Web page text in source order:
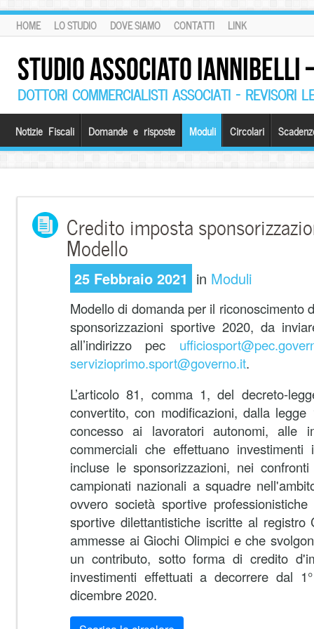
HOME LO STUDIO DOVE SIAMO CONTATTI LINK
STUDIO ASSOCIATO
DOTTORI COMMERCIALISTI ASSOCIATI – REVISORI
Notizie Fiscali Domande e risposte Moduli Circolari
Credito imposta
Modello
25 Febbraio 2021 in Moduli
Modello di domanda per il riconoscimento
sponsorizzazioni sportive 2020, da
all’indirizzo pec
servizioprimo.sport@governo.it.
L’articolo 81, comma 1, del decreto-
convertito, con modificazioni, dalla
concesso ai lavoratori autonomi,
commerciali che effettuano investimenti
incluse le sponsorizzazioni, nei
campionati nazionali a squadre
ovvero società sportive
sportive dilettantistiche iscritte al registro
ammesse ai Giochi Olimpici e che
un contributo, sotto forma di credito
investimenti effettuati a decorrere dal
dicembre 2020.